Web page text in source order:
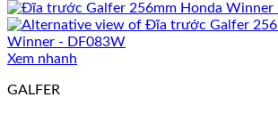
Xem nhanh
GALFER